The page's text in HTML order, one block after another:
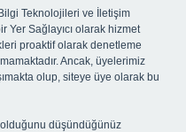
Teknolojileri ve İletişim
Yer Sağlayıcı olarak hizmet
proaktif olarak denetleme
Ancak, üyelerimiz
olup, siteye üye olarak bu
olduğunu düşündüğünüz